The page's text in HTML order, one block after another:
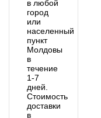
в любой
город
или
населенный
пункт
Молдовы
в
течение
1-7
дней.
Стоимость
доставки
в